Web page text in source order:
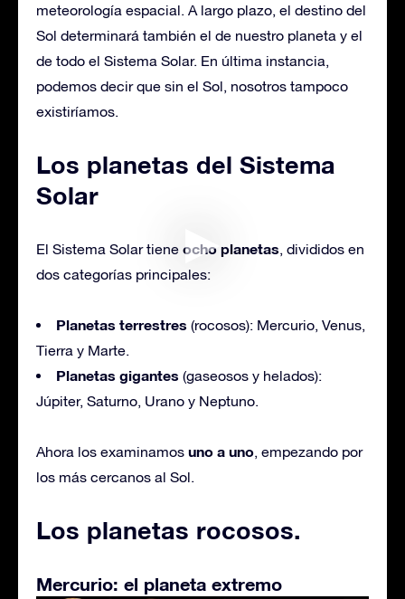
meteorología espacial. A largo plazo, el destino del
Sol determinará también el de nuestro planeta y el
de todo el Sistema Solar. En última instancia,
podemos decir que sin el Sol, nosotros tampoco
existiríamos.
Los planetas del Sistema
Solar
El Sistema Solar tiene ocho planetas, divididos en
dos categorías principales:
Planetas terrestres (rocosos): Mercurio, Venus,
Tierra y Marte.
Planetas gigantes (gaseosos y helados):
Júpiter, Saturno, Urano y Neptuno.
Ahora los examinamos uno a uno, empezando por
los más cercanos al Sol.
Los planetas rocosos.
Mercurio: el planeta extremo